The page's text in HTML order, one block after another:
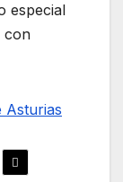
especial
con
Asturias